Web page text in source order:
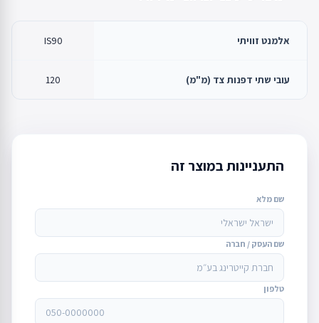
אלמנט זוויתי IS90
עובי שתי דפנות צד (מ"מ) 120
התעניינות במוצר זה
שם מלא
שם העסק / חברה
טלפון